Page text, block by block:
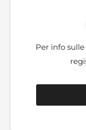
Per info